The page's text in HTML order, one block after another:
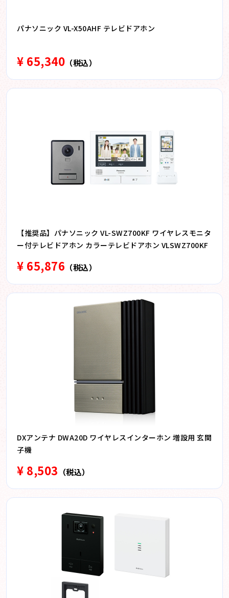
パナソニック VL-X50AHF テレビドアホン
¥ 65,340 （税込）
【推奨品】パナソニック VL-SWZ700KF ワイヤレスモニタ
ー付テレビドアホン カラーテレビドアホン VLSWZ700KF
¥ 65,876 （税込）
DXアンテナ DWA20D ワイヤレスインターホン 増設用 玄関
子機
¥ 8,503 （税込）